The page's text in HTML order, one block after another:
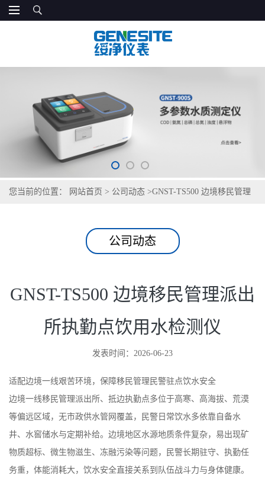
您当前的位置： 网站首页 > 公司动态 >GNST-TS500 边境移民管理
公司动态
GNST-TS500 边境移民管理派出
所执勤点饮用水检测仪
发表时间：2026-06-23
适配边境一线艰苦环境，保障移民管理民警驻点饮水安全
边境一线移民管理派出所、抵边执勤点多位于高寒、高海拔、荒漠
等偏远区域，无市政供水管网覆盖，民警日常饮水多依靠自备水
井、水窖储水与定期补给。边境地区水源地质条件复杂，易出现矿
物质超标、微生物滋生、冻融污染等问题，民警长期驻守、执勤任
务重，体能消耗大，饮水安全直接关系到队伍战斗力与身体健康。